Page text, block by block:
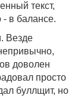
текст,
- в балансе.
Везде
доволен
просто
буллщит, но